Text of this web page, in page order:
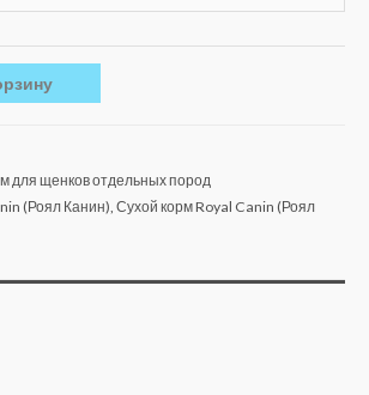
для щенков отдельных пород
(Роял Канин) Сухой корм Royal Canin (Роял